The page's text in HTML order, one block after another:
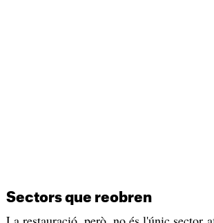
Sectors que reobren